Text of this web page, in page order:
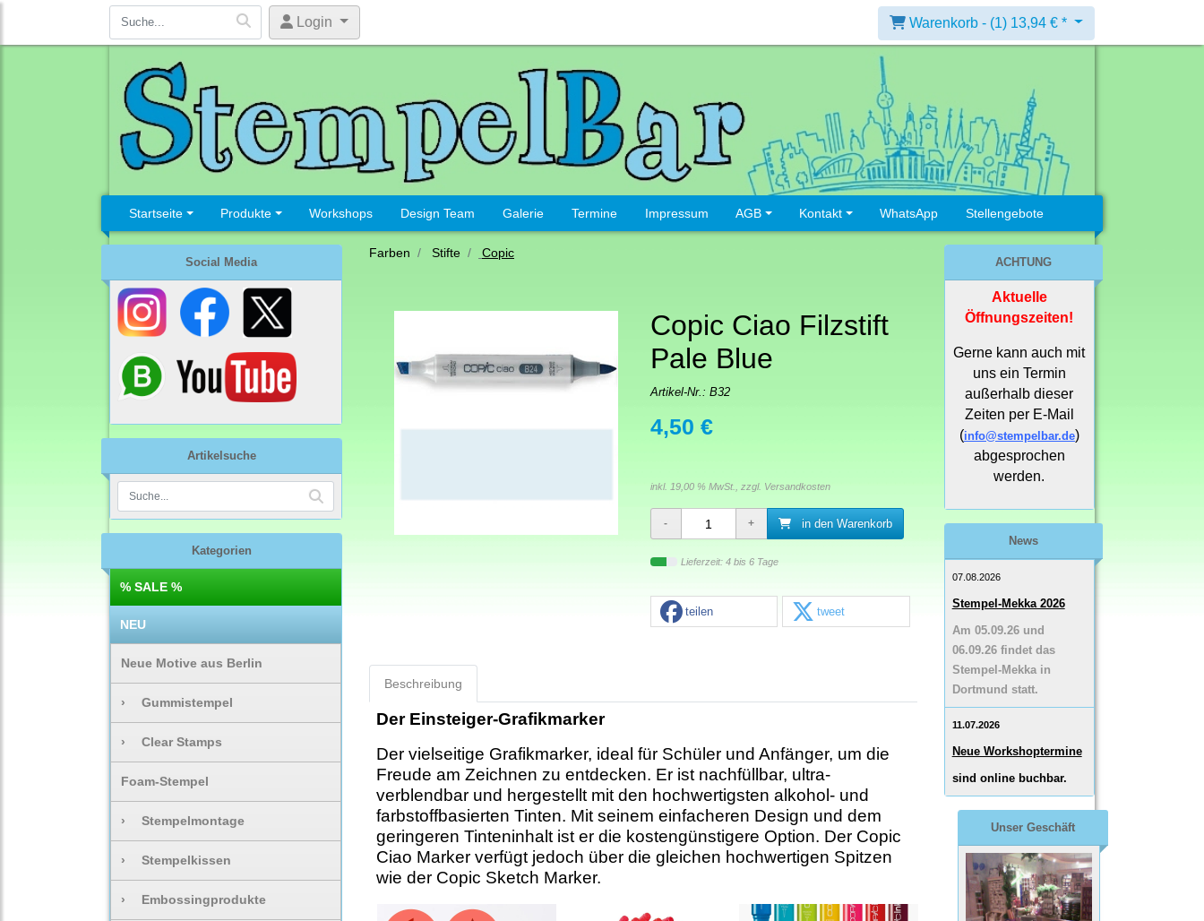
Login Warenkorb - (1) 13,94 € *
Startseite Produkte Workshops Design Team Galerie Termine Impressum AGB Kontakt WhatsApp Stellengebote
Social Media
Artikelsuche
Kategorien
% SALE %
NEU
Neue Motive aus Berlin
› Gummistempel
› Clear Stamps
Foam-Stempel
› Stempelmontage
› Stempelkissen
› Embossingprodukte
Farben Stifte Copic
Copic Ciao Filzstift
Pale Blue
Artikel-Nr.: B32
4,50 €
inkl. 19,00 % MwSt., zzgl. Versandkosten
in den Warenkorb
Lieferzeit: 4 bis 6 Tage
teilen tweet
Beschreibung
Der Einsteiger-Grafikmarker
Der vielseitige Grafikmarker, ideal für Schüler und Anfänger, um die
Freude am Zeichnen zu entdecken. Er ist nachfüllbar, ultra-
verblendbar und hergestellt mit den hochwertigsten alkohol- und
farbstoffbasierten Tinten. Mit seinem einfacheren Design und dem
geringeren Tinteninhalt ist er die kostengünstigere Option. Der Copic
Ciao Marker verfügt jedoch über die gleichen hochwertigen Spitzen
wie der Copic Sketch Marker.
ACHTUNG
Aktuelle
Öffnungszeiten!
Gerne kann auch mit
uns ein Termin
außerhalb dieser
Zeiten per E-Mail
(info@stempelbar.de)
abgesprochen
werden.
News
07.08.2026
Stempel-Mekka 2026
Am 05.09.26 und
06.09.26 findet das
Stempel-Mekka in
Dortmund statt.
11.07.2026
Neue Workshoptermine
sind online buchbar.
Unser Geschäft